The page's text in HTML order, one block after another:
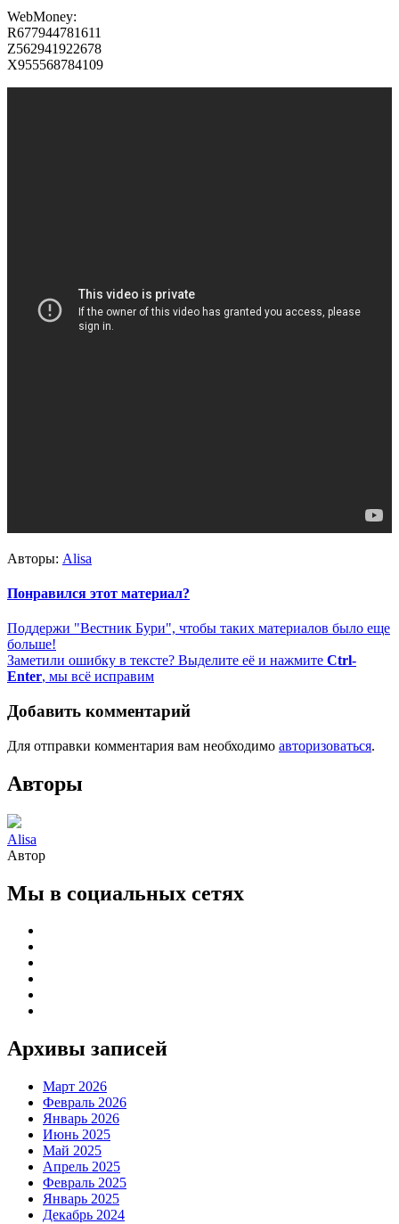
WebMoney:
R677944781611
Z562941922678
X955568784109
Авторы: Alisa
Понравился этот материал?
Поддержи "Вестник Бури", чтобы таких материалов было еще
больше!
Заметили ошибку в тексте? Выделите её и нажмите Ctrl-
Enter, мы всё исправим
Добавить комментарий
Для отправки комментария вам необходимо авторизоваться.
Авторы
Alisa
Автор
Мы в социальных сетях
Архивы записей
Март 2026
Февраль 2026
Январь 2026
Июнь 2025
Май 2025
Апрель 2025
Февраль 2025
Январь 2025
Декабрь 2024